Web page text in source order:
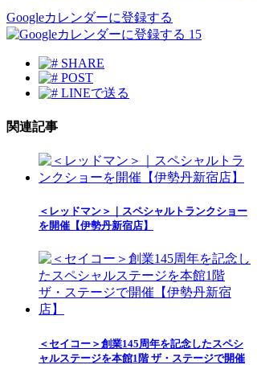
Googleカレンダーに登録する
15
SHARE
POST
LINEで送る
関連記事
＜レッドマン＞｜スペシャルトランクショー
を開催【伊勢丹新宿店】
＜セイコー＞創業145周年を記念したスペシ
ャルステージを本館1階 ザ・ステージで開催